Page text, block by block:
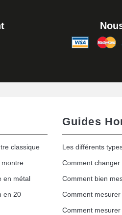
classique
en métal
en 20
Guides
Les différents
Comment
Comment bien
Comment
Comment